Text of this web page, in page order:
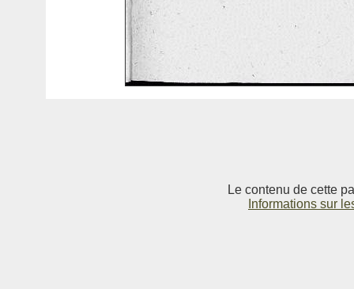
Le contenu de cette
Informations sur